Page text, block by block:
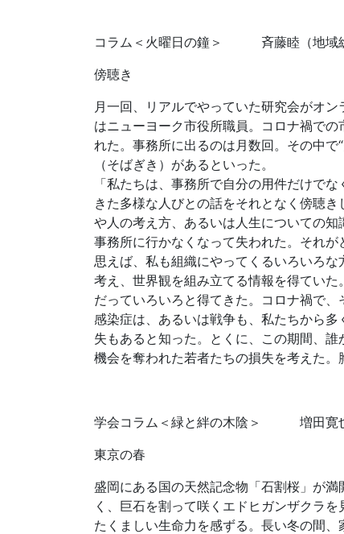
コラム＜火曜日の鐘＞ 斉藤睦（地域総
傍聴き
月一回、リアルでやっていた研究会がオ
はニューヨーク市役所職員。コロナ禍での
れた。事務所に出るのは月数回。その中で
（そばぎき）があるといった。
「私たちは、事務所で自分の用件だけで
きた多様な人びとの話をそれとなく傍聴
や人の考え方、あるいは人生についての知
事務所に行かなくなって失われた。それが
思えば、私も組織にやってくるいろいろな
考え、世界観を組み立てる情報を得てい
だっていろいろと得てきた。コロナ禍で、
感染症は、あるいは戦争も、私たちから多
失もあると知った。とくに、この期間、
機会を奪われた若者たちの損失を考えた。
学会コラム＜緑と絆の木陰＞ 増田寛也
東京の春
盛岡にある国の天然記念物「石割桜」が
く、巨石を割って咲くエドヒガンザクラ
たくましい生命力を感ずる。長い冬の間、